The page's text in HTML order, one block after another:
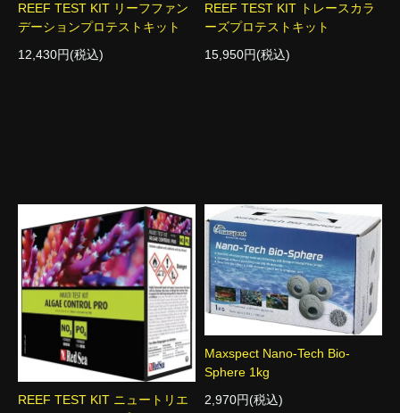
REEF TEST KIT リーフファン
デーションプロテストキット
12,430円(税込)
REEF TEST KIT トレースカラ
ーズプロテストキット
15,950円(税込)
REEF TEST KIT ニュートリエ
Maxspect Nano-Tech Bio-
Sphere 1kg
2,970円(税込)